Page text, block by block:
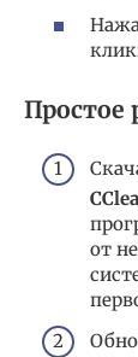
Простое
от